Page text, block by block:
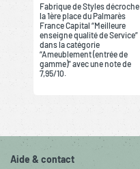
Fabrique de Styles décroche
la 1ère place du Palmarès
France Capital “Meilleure
enseigne qualité de Service”
dans la catégorie
“Ameublement (entrée de
gamme)” avec une note de
7,95/10.
Aide & contact